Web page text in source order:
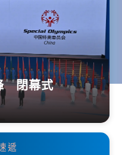
閉幕式
遞